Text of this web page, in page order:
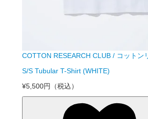
COTTON RESEARCH CLUB / コットン
S/S Tubular T-Shirt (WHITE)
¥5,500円 （税込）